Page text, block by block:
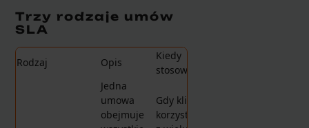
Trzy rodzaje umów
SLA
Rodzaj Opis
Kiedy
stosować
Jedna
umowa
obejmuje
Gdy klient
korzysta